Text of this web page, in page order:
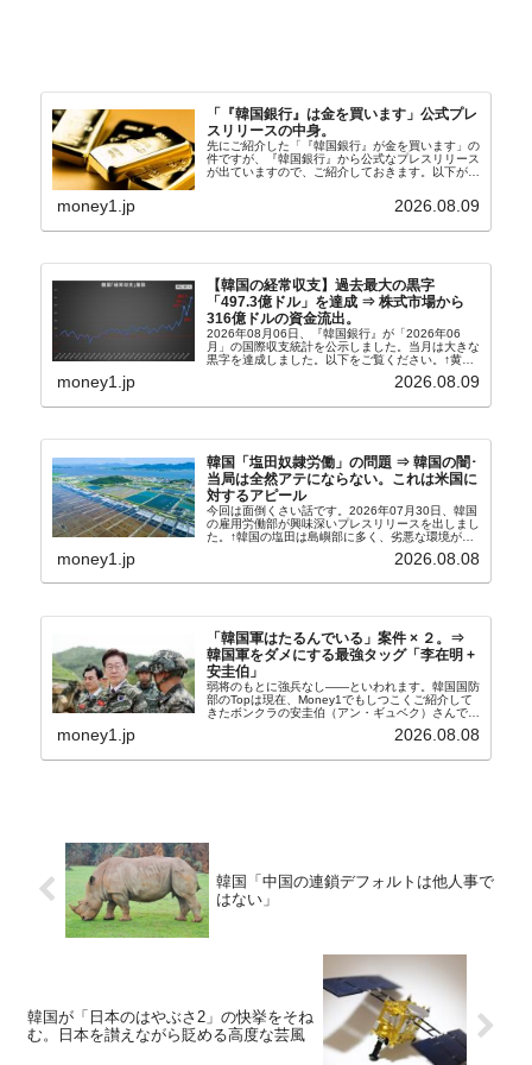
「『韓国銀行』は金を買います」公式プレ
スリリースの中身。
先にご紹介した「『韓国銀行』が金を買います」の
件ですが、『韓国銀行』から公式なプレスリリース
が出ていますので、ご紹介しておきます。以下が全
れ協力体制を構築□『韓国銀行』は、国内生産金の
money1.jp 2026.08.09
【韓国の経常収支】過去最大の黒字
「497.3億ドル」を達成 ⇒ 株式市場から
316億ドルの資金流出。
2026年08月06日、『韓国銀行』が「2026年06
月」の国際収支統計を公示しました。当月は大きな
黒字を達成しました。以下をご覧ください。↑黄色
の傾向ペンでフォーカスしているのが2026年06月
の経常収支です。2026年06月貿易収支：4...
money1.jp 2026.08.09
韓国「塩田奴隷労働」の問題 ⇒ 韓国の闇･
当局は全然アテにならない。これは米国に
対するアピール
今回は面倒くさい話です。2026年07月30日、韓国
の雇用労働部が興味深いプレスリリースを出しまし
た。↑韓国の塩田は島嶼部に多く、劣悪な環境が一
たといわれます（後述）。これは、いわゆる「塩田
money1.jp 2026.08.08
「韓国軍はたるんでいる」案件 × ２。⇒
韓国軍をダメにする最強タッグ「李在明 +
安圭伯」
弱将のもとに強兵なし――といわれます。韓国国防
部のTopは現在、Money1でもしつこくご紹介して
きたボンクラの安圭伯（アン・ギュベク）さんで
さんと「韓国初の文官上がり」の国防部長官安圭伯
money1.jp 2026.08.08
韓国「中国の連鎖デフォルトは他人事で
はない」
韓国が「日本のはやぶさ2」の快挙をそね
む。日本を讃えながら貶める高度な芸風